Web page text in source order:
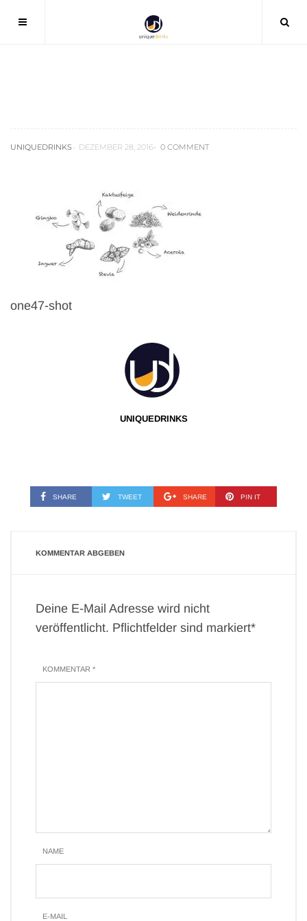
UNIQUEDRINKS DEZEMBER 28, 2016 0 COMMENT
one47-shot
UNIQUEDRINKS
SHARE TWEET SHARE PIN IT
KOMMENTAR ABGEBEN
Deine E-Mail Adresse wird nicht
veröffentlicht. Pflichtfelder sind markiert*
KOMMENTAR *
NAME
E-MAIL